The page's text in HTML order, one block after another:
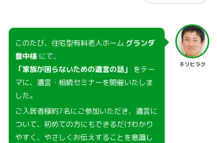
キリヒラク
このたび、住宅型有料老人ホーム グランダ
豊中様 にて、
「家族が困らないための遺言の話」
をテー
マに、遺言・相続セミナーを開催いたしま
した。
ご入居者様約7名にご参加いただき、遺言に
ついて、初めての方にもできるだけわかり
やすく、やさしくお伝えすることを意識し